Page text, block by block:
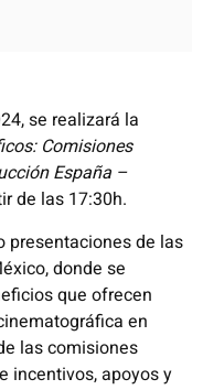
se realizará la
Comisiones
España –
de las 17:30h.
presentaciones de las
donde se
que ofrecen
en
las comisiones
incentivos, apoyos y